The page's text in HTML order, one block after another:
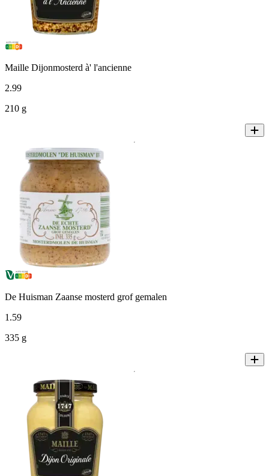
Maille Dijonmosterd à' l'ancienne
2.99
210 g
De Huisman Zaanse mosterd grof gemalen
1 .59
335 g